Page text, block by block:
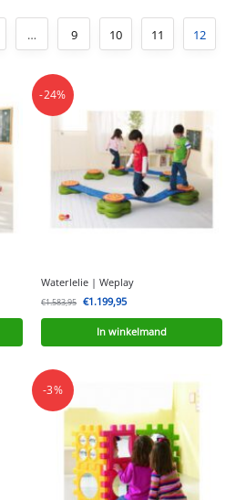
… 9 10 11 12
-24%
Waterlelie | Weplay
€1.583,95 €1.199,95
In winkelmand
-3%